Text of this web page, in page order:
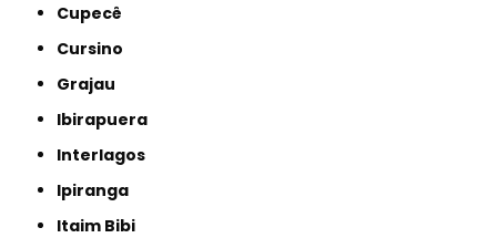
Cupecê
Cursino
Grajau
Ibirapuera
Interlagos
Ipiranga
Itaim Bibi